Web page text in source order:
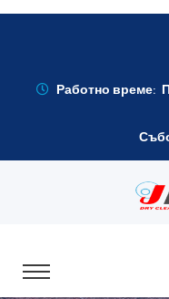
Работно време: